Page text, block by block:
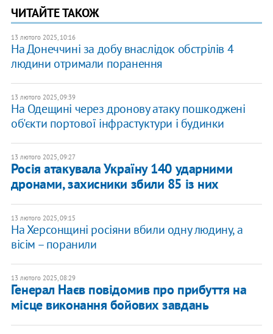
ЧИТАЙТЕ ТАКОЖ
13 лютого 2025, 10:16
На Донеччині за добу внаслідок обстрілів 4
людини отримали поранення
13 лютого 2025, 09:39
На Одещині через дронову атаку пошкоджені
об'єкти портової інфрастуктури і будинки
13 лютого 2025, 09:27
Росія атакувала Україну 140 ударними
дронами, захисники збили 85 із них
13 лютого 2025, 09:15
На Херсонщині росіяни вбили одну людину, а
вісім – поранили
13 лютого 2025, 08:29
Генерал Наєв повідомив про прибуття на
місце виконання бойових завдань